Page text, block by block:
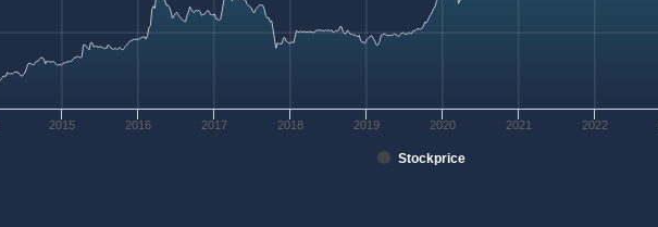
Stockprice
2015 2016 2017 2018 2019 2020 2021 2022